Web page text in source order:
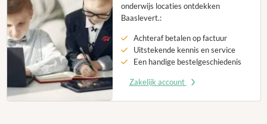
onderwijs locaties ontdekken
Baaslevert.:
Achteraf betalen op factuur
Uitstekende kennis en service
Een handige bestelgeschiedenis
Zakelijk account